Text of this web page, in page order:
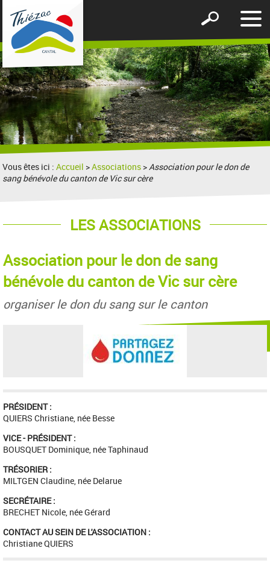
le
Afficher
formulaire
de
recherche
Vous êtes ici :Accueil >Associations >Association pour le don de
sang bénévole du canton de Vic sur cère
LES ASSOCIATIONS
Association pour le don de sang
bénévole du canton de Vic sur cère
organiser le don du sang sur le canton
PRÉSIDENT :
QUIERS Christiane, née Besse
VICE - PRÉSIDENT :
BOUSQUET Dominique, née Taphinaud
TRÉSORIER :
MILTGEN Claudine, née Delarue
SECRÉTAIRE :
BRECHET Nicole, née Gérard
CONTACT AU SEIN DE L'ASSOCIATION :
Christiane QUIERS